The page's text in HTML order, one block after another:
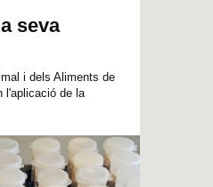
seva
i dels Aliments de
l'aplicació de la